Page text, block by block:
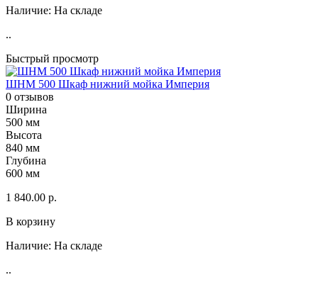
Наличие: На складе
..
Быстрый просмотр
ШНМ 500 Шкаф нижний мойка Империя
0 отзывов
Ширина
500 мм
Высота
840 мм
Глубина
600 мм
1 840.00 р.
В корзину
Наличие: На складе
..